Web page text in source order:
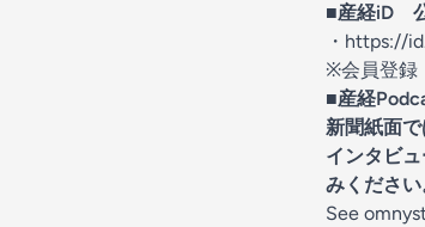
■産経iD
・ https://
※会員登録
■産経
新聞紙面
インタビ
みください
See